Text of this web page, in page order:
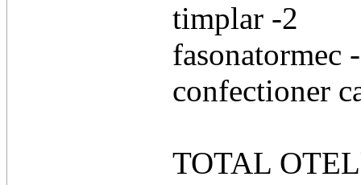
timplar -2
fasonatormec
confectioner
TOTAL